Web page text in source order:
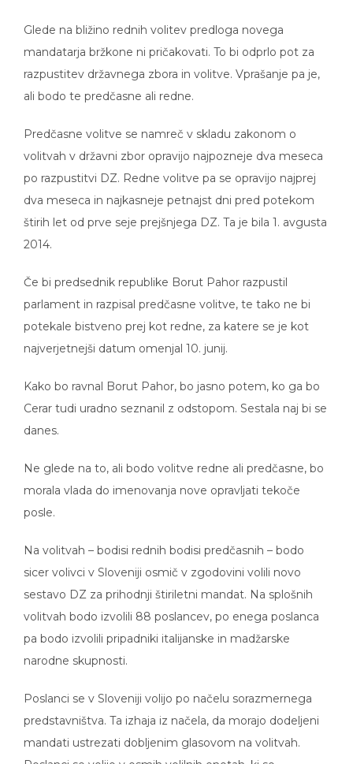
Glede na bližino rednih volitev predloga novega
mandatarja bržkone ni pričakovati. To bi odprlo pot za
razpustitev državnega zbora in volitve. Vprašanje pa je,
ali bodo te predčasne ali redne.
Predčasne volitve se namreč v skladu zakonom o
volitvah v državni zbor opravijo najpozneje dva meseca
po razpustitvi DZ. Redne volitve pa se opravijo najprej
dva meseca in najkasneje petnajst dni pred potekom
štirih let od prve seje prejšnjega DZ. Ta je bila 1. avgusta
2014.
Če bi predsednik republike Borut Pahor razpustil
parlament in razpisal predčasne volitve, te tako ne bi
potekale bistveno prej kot redne, za katere se je kot
najverjetnejši datum omenjal 10. junij.
Kako bo ravnal Borut Pahor, bo jasno potem, ko ga bo
Cerar tudi uradno seznanil z odstopom. Sestala naj bi se
danes.
Ne glede na to, ali bodo volitve redne ali predčasne, bo
morala vlada do imenovanja nove opravljati tekoče
posle.
Na volitvah – bodisi rednih bodisi predčasnih – bodo
sicer volivci v Sloveniji osmič v zgodovini volili novo
sestavo DZ za prihodnji štiriletni mandat. Na splošnih
volitvah bodo izvolili 88 poslancev, po enega poslanca
pa bodo izvolili pripadniki italijanske in madžarske
narodne skupnosti.
Poslanci se v Sloveniji volijo po načelu sorazmernega
predstavništva. Ta izhaja iz načela, da morajo dodeljeni
mandati ustrezati dobljenim glasovom na volitvah.